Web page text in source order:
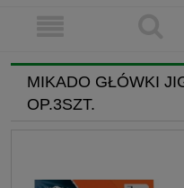
MIKADO GŁÓWKI
OP.3SZT.